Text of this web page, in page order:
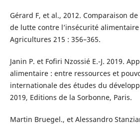
Gérard F, et al., 2012. Comparaison
de lutte contre l’insécurité
Agricultures 215 : 356–365.
Janin P. et Fofiri Nzossié E.-J. 2019.
alimentaire : entre ressources et
internationale des études du
2019, Editions de la Sorbonne, Paris.
Martin Bruegel., et Alessandro